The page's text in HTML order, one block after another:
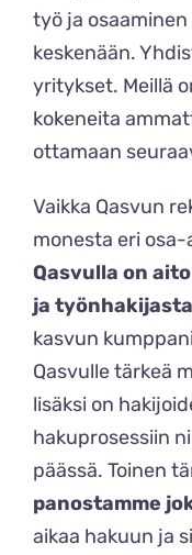
työ ja
keskenään.
yritykset. Meillä
kokeneita
ottamaan
Vaikka Qasvun
monesta eri osa-
Qasvulla on
ja työnhakijasta
kasvun
Qasvulle tärkeä
lisäksi on
hakuprosessiin
päässä. Toinen
panostamme
aikaa hakuun ja